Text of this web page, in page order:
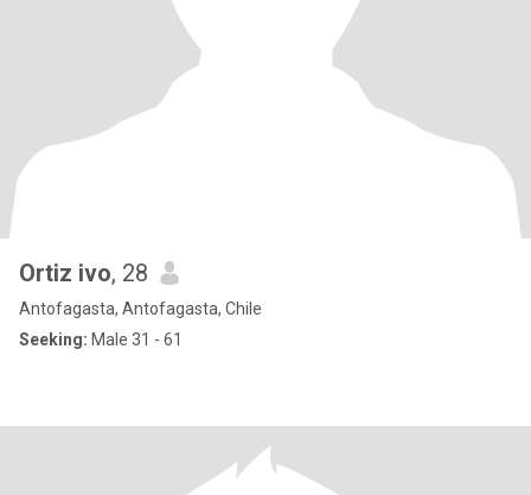
Ortiz ivo, 28
Antofagasta, Antofagasta, Chile
Seeking: Male 31 - 61